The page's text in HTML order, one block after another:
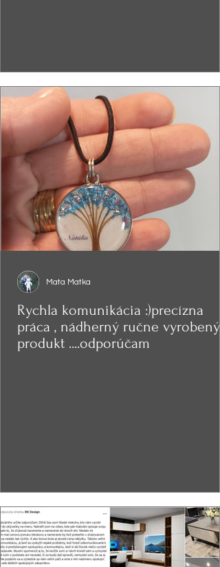
Rychla komunikácia :)precízna
práca , nádherný ručne vyrobený
produkt ....odporúčam
Mata Matka